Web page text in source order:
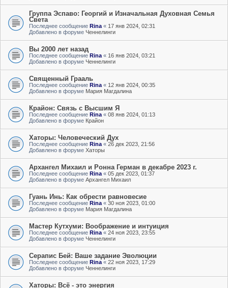
Группа Эспаво: Георгий и Изначальная Духовная Семья
Света
Последнее сообщение Rina « 17 янв 2024, 02:31
Добавлено в форуме Ченнелинги
Вы 2000 лет назад
Последнее сообщение Rina « 16 янв 2024, 03:21
Добавлено в форуме Ченнелинги
Священный Грааль
Последнее сообщение Rina « 12 янв 2024, 00:35
Добавлено в форуме Мария Магдалина
Крайон: Связь с Высшим Я
Последнее сообщение Rina « 08 янв 2024, 01:13
Добавлено в форуме Крайон
Хаторы: Человеческий Дух
Последнее сообщение Rina « 26 дек 2023, 21:56
Добавлено в форуме Хаторы
Архангел Михаил и Ронна Герман в декабре 2023 г.
Последнее сообщение Rina « 05 дек 2023, 01:37
Добавлено в форуме Архангел Михаил
Гуань Инь: Как обрести равновесие
Последнее сообщение Rina « 30 ноя 2023, 01:00
Добавлено в форуме Мария Магдалина
Мастер Кутхуми: Воображение и интуиция
Последнее сообщение Rina « 24 ноя 2023, 23:55
Добавлено в форуме Ченнелинги
Серапис Бей: Ваше задание Эволюции
Последнее сообщение Rina « 22 ноя 2023, 17:29
Добавлено в форуме Ченнелинги
Хаторы: Всё - это энергия